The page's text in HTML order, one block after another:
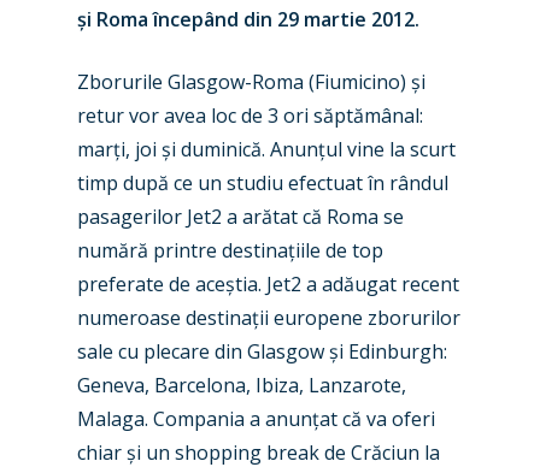
și Roma începând din 29 martie 2012.
Zborurile Glasgow-Roma (Fiumicino) și
retur voravea loc de 3 ori săptămânal:
marți, joi și duminică. Anunțul vine la scurt
timp după ce un studiu efectuat în rândul
pasagerilor Jet2 a arătat că Roma se
numără printre destinațiile de top
preferate de aceștia. Jet2 a adăugat recent
numeroase destinații europene zborurilor
sale cu plecare din Glasgowși Edinburgh:
Geneva, Barcelona, Ibiza, Lanzarote,
Malaga. Compania a anunțat că va oferi
chiarși un shopping break de Crăciun la
New Routes
Industry
Accidents / Incidents
Airshows
Dubai 2025
Paris 2025
Farnborough 2024
Paris 2023
Business Jets
Military
Trip Reports
Marketplace